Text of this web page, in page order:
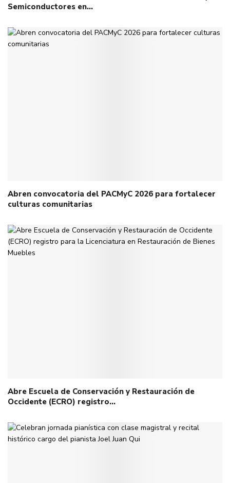
Semiconductores en…
Abren convocatoria del PACMyC 2026 para fortalecer
culturas comunitarias
Abre Escuela de Conservación y Restauración de
Occidente (ECRO) registro…